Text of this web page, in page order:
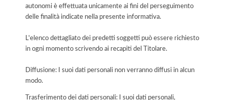
autonomi è effettuata unicamente ai fini del perseguimento
delle finalità indicate nella presente informativa.
L'elenco dettagliato dei predetti soggetti può essere richiesto
in ogni momento scrivendo ai recapiti del Titolare.
Diffusione: I suoi dati personali non verranno diffusi in alcun
modo.
Trasferimento dei dati personali: I suoi dati personali,